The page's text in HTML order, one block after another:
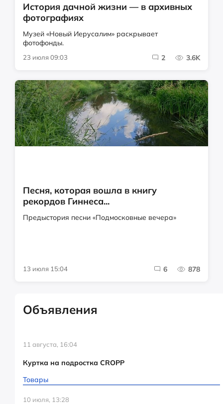
История дачной жизни — в архивных
фотографиях
Музей «Новый Иерусалим» раскрывает
фотофонды.
23 июля 09:03 2 3.6K
Песня, которая вошла в книгу
рекордов Гиннеса...
Предыстория песни «Подмосковные вечера»
13 июля 15:04 6 878
Объявления
11 августа, 16:04
Куртка на подростка CROPP
Товары
10 июля, 13:28